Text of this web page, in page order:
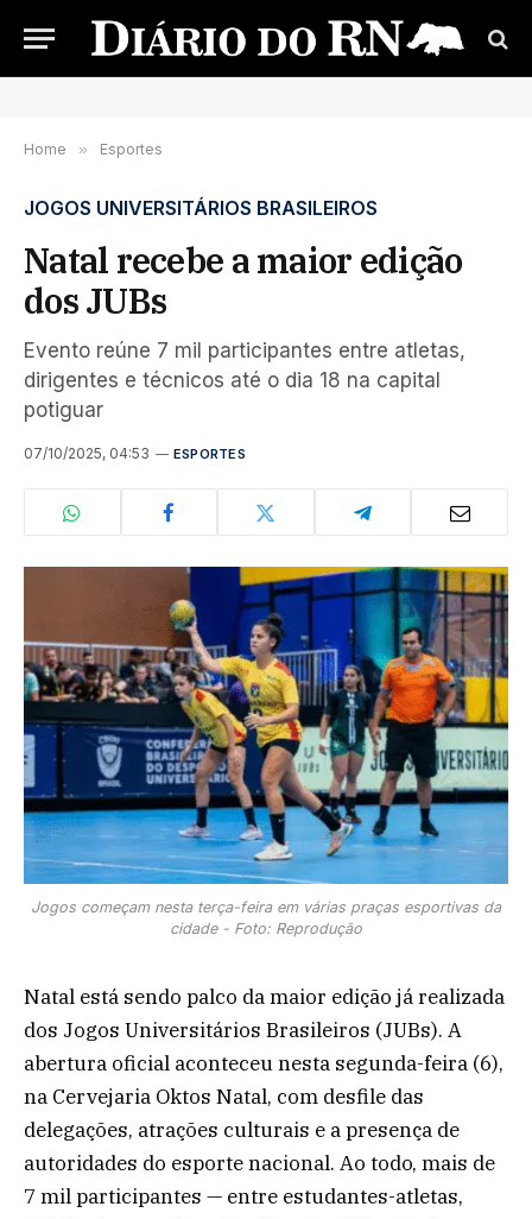
Home » Esportes
JOGOS UNIVERSITÁRIOS BRASILEIROS
Natal recebe a maior edição
dos JUBs
Evento reúne 7 mil participantes entre atletas,
dirigentes e técnicos até o dia 18 na capital
potiguar
07/10/2025, 04:53 ESPORTES
Jogos começam nesta terça-feira em várias praças esportivas da
cidade - Foto: Reprodução
Natal está sendo palco da maior edição já realizada
dos Jogos Universitários Brasileiros (JUBs). A
abertura oficial aconteceu nesta segunda-feira (6),
na Cervejaria Oktos Natal, com desfile das
delegações, atrações culturais e a presença de
autoridades do esporte nacional. Ao todo, mais de
7 mil participantes — entre estudantes-atletas,